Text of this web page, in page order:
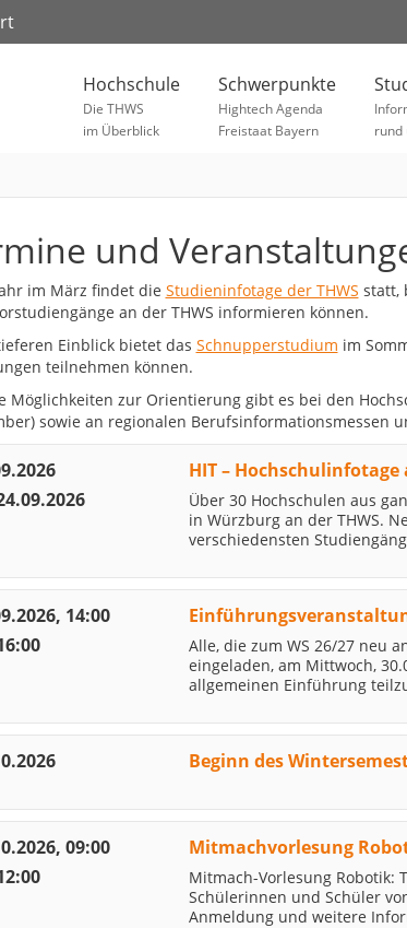
Hochschule
Die THWS
im Überblick
Schwerpunkte
Hightech Agenda
Freistaat Bayern
rund
und
im März findet die Studieninfotage der THWS statt,
an der THWS informieren können.
Einblick bietet das Schnupperstudium im
teilnehmen können.
Möglichkeiten zur Orientierung gibt es bei den
sowie an regionalen Berufsinformationsmessen
HIT – Hochschulinfotage
Über 30 Hochschulen aus
in Würzburg an der THWS.
verschiedensten
14:00
Alle, die zum WS 26/27 neu
eingeladen, am Mittwoch,
allgemeinen Einführung
Beginn des
09:00
Mitmachvorlesung
Mitmach-Vorlesung Robotik:
Schülerinnen und Schüler
Anmeldung und weitere